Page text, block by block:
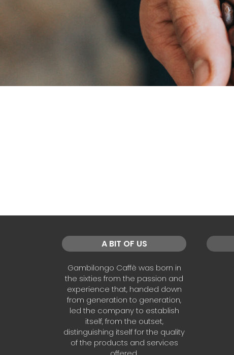
A BIT OF US
Gambilongo Caffè was born in
the sixties from the passion and
experience that, handed down
from generation to generation,
led the company to establish
itself, from the outset,
distinguishing itself for the quality
of the products and services